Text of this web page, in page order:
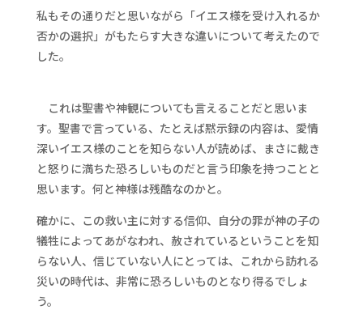
私もその通りだと思いながら「イエス様を受け入れるか
否かの選択」がもたらす大きな違いについて考えたので
した。
これは聖書や神観についても言えることだと思いま
す。聖書で言っている、たとえば黙示録の内容は、愛情
深いイエス様のことを知らない人が読めば、まさに裁き
と怒りに満ちた恐ろしいものだと言う印象を持つことと
思います。何と神様は残酷なのかと。
確かに、この救い主に対する信仰、自分の罪が神の子の
犠牲によってあがなわれ、赦されているということを知
らない人、信じていない人にとっては、これから訪れる
災いの時代は、非常に恐ろしいものとなり得るでしょ
う。